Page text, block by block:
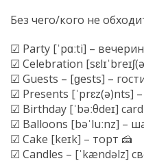
Без чего/кого не
☑ Party [ˈpɑːti] –
☑ Celebration
☑ Guests – [ɡests] –
☑ Presents [ˈprɛz(ə)nts]
☑ Birthday [ˈbəːθdeɪ]
☑ Balloons [bəˈluːnz] –
☑ Cake [keɪk] – торт 🍰
☑ Candles – [ˈkændəlz]